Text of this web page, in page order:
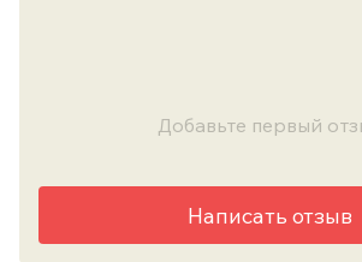
Добавьте первый
Написать отзыв